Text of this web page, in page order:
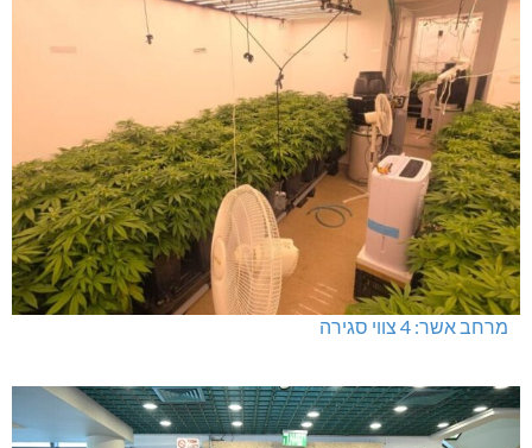
תרשיחא: פצוע מירי